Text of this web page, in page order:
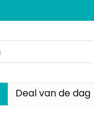
Deal van de dag